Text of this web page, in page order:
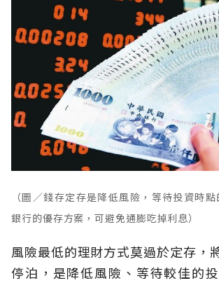
（圖／錢存定存是降低風險，等待投資時
銀行的優存方案，可避免通膨吃掉利息）
風險最低的理財方式莫過於定存，
停泊，是降低風險、等待較佳的